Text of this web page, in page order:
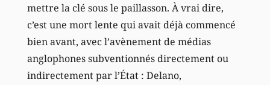
mettre la clé sous le paillasson. À vrai dire,
c’est une mort lente qui avait déjà commencé
bien avant, avec l’avènement de médias
anglophones subventionnés directement ou
indirectement par l’État : Delano,